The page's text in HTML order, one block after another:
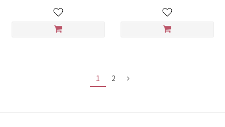
1 2